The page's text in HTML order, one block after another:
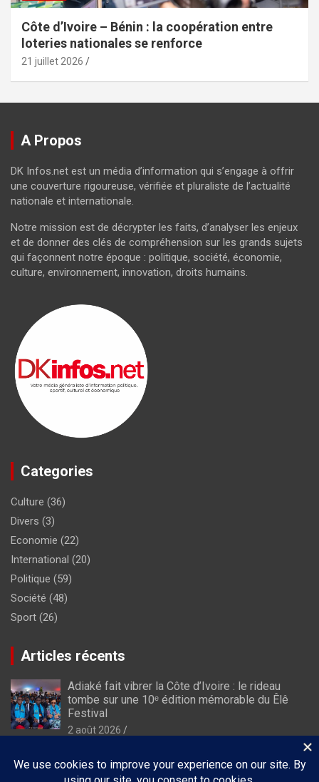
Côte d’Ivoire – Bénin : la coopération entre
loteries nationales se renforce
21 juillet 2026
A Propos
DK Infos.net est un média d’information qui s’engage à offrir
une couverture rigoureuse, vérifiée et pluraliste de l’actualité
nationale et internationale.
Notre mission est de décrypter les faits, d’analyser les enjeux
et de donner des clés de compréhension sur les grands sujets
qui façonnent notre époque : politique, société, économie,
culture, environnement, innovation, droits humains.
Categories
Culture (36)
Divers (3)
Economie (22)
International (20)
Politique (59)
Société (48)
Sport (26)
Articles récents
Adiaké fait vibrer la Côte d’Ivoire : le rideau
tombe sur une 10ᵉ édition mémorable du Êlê
Festival
2 août 2026
À Luanda, Dominique Ouattara porte le plaidoyer
africain en faveur de l’autonomisation des